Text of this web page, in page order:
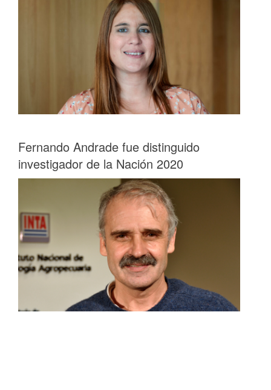
Fernando Andrade fue distinguido
investigador de la Nación 2020